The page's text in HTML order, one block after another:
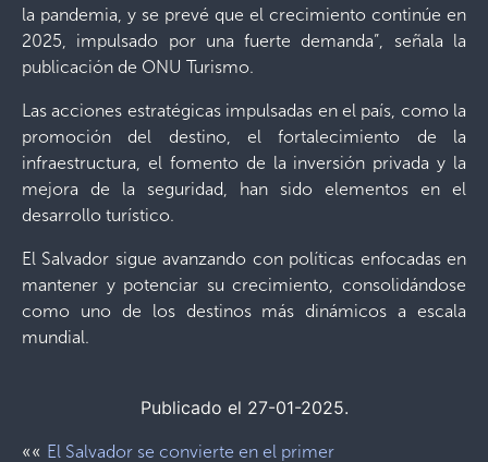
la pandemia, y se prevé que el crecimiento continúe en
2025, impulsado por una fuerte demanda”, señala la
publicación de ONU Turismo.
Las acciones estratégicas impulsadas en el país, como la
promoción del destino, el fortalecimiento de la
infraestructura, el fomento de la inversión privada y la
mejora de la seguridad, han sido elementos en el
desarrollo turístico.
El Salvador sigue avanzando con políticas enfocadas en
mantener y potenciar su crecimiento, consolidándose
como uno de los destinos más dinámicos a escala
mundial.
Publicado el 27-01-2025.
«« El Salvador se convierte en el primer